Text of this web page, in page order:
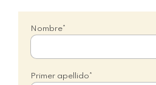
Nombre*
Primer apellido*